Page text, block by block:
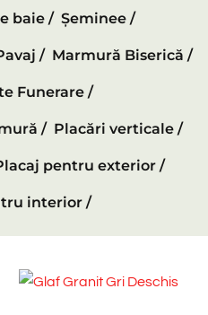
baie / Șeminee /
/ Marmură Biserică /
Funerare /
/ Placări verticale /
pentru exterior /
interior /